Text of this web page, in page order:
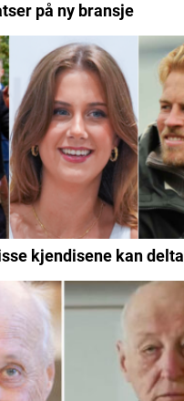
på ny bransje
kjendisene kan delta